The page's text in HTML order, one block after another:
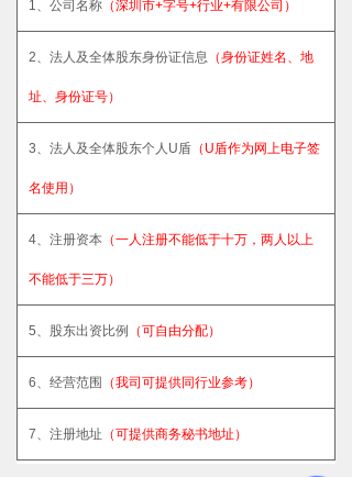
1、公司名称 （深圳市+字号+行业+有限公司）
2、法人及全体股东身份证信息 （身份证姓名、地
址、身份证号）
3、法人及全体股东个人U盾 （U盾作为网上电子签
名使用）
4、注册资本 （一人注册不能低于十万，两人以上
不能低于三万）
5、股东出资比例 （可自由分配）
6、经营范围 （我司可提供同行业参考）
7、注册地址 （可提供商务秘书地址）